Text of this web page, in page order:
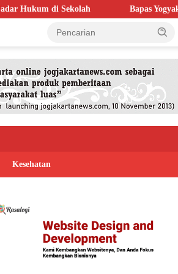
Bapas Yogyakarta Perkuat
Kesehatan